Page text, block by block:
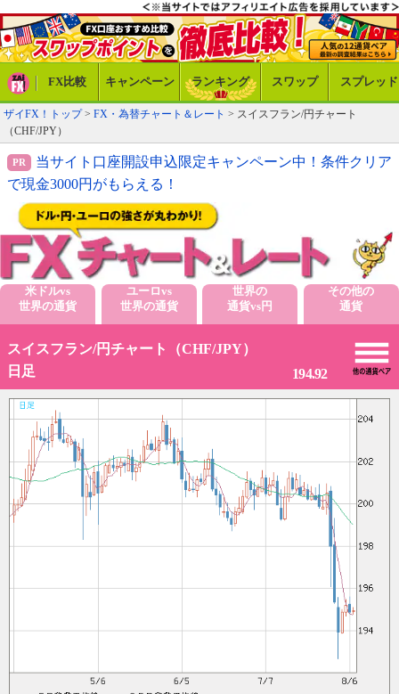
FX比較 キャンペーン ランキング スワップ スプレッド
ザイFX！トップ> FX・為替チャート＆レート > スイスフラン/円チャート
（CHF/JPY）
当サイト口座開設申込限定キャンペーン中！条件クリア
で現金3000円がもらえる！
米ドルvs
世界の通貨
ユーロvs
世界の通貨
世界の
通貨vs円
その他の
通貨
スイスフラン/円チャート（CHF/JPY）
日足
194.92